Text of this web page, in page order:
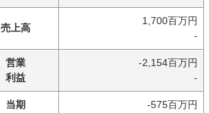
売上高
1,700百万円
-
営業
利益
-2,154百万円
-
当期
-575百万円